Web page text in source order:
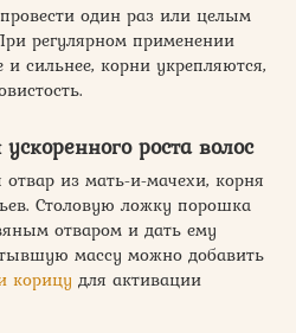
один раз или целым
регулярном применении
сильнее, корни укрепляются,
роста волос
из мать-и-мачехи, корня
Столовую ложку порошка
отваром и дать ему
массу можно добавить
корицу для активации